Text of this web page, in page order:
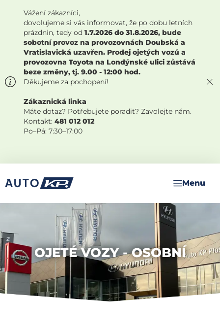
Vážení zákazníci,
dovolujeme si vás informovat, že po dobu letních
prázdnin, tedy od 1.7.2026 do 31.8.2026, bude
sobotní provoz na provozovnách Doubská a
Vratislavická uzavřen. Prodej ojetých vozů a
provozovna Toyota na Londýnské ulici zůstává
beze změny, tj. 9.00 - 12:00 hod.
Děkujeme za pochopení!
Zákaznická linka
Máte dotaz? Potřebujete poradit? Zavolejte nám.
Kontakt: 481 012 012
Po–Pá: 7:30–17:00
OJETÉ VOZY - OSOBNÍ